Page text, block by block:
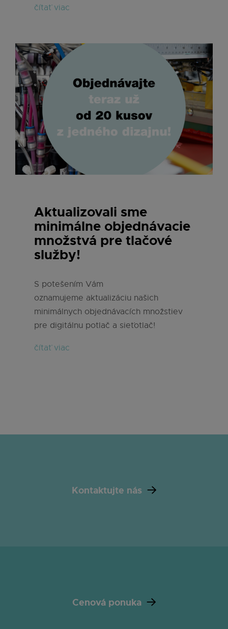
čítať viac
Aktualizovali sme
minimálne objednávacie
množstvá pre tlačové
služby!
S potešením Vám
oznamujeme aktualizáciu našich
minimálnych objednávacích množstiev
pre digitálnu potlač a sieťotlač!
čítať viac
Kontaktujte nás
Cenová ponuka